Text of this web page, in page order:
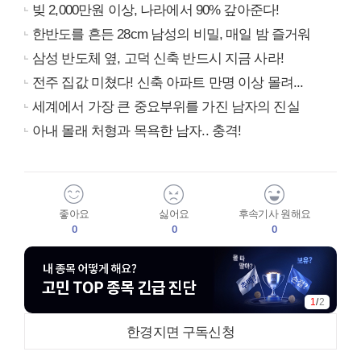
빚 2,000만원 이상, 나라에서 90% 갚아준다!
한반도를 흔든 28cm 남성의 비밀, 매일 밤 즐거워
삼성 반도체 옆, 고덕 신축 반드시 지금 사라!
전주 집값 미쳤다! 신축 아파트 만명 이상 몰려...
세계에서 가장 큰 중요부위를 가진 남자의 진실
아내 몰래 처형과 목욕한 남자.. 충격!
좋아요
0
싫어요
0
후속기사 원해요
0
1/2
한경지면 구독신청